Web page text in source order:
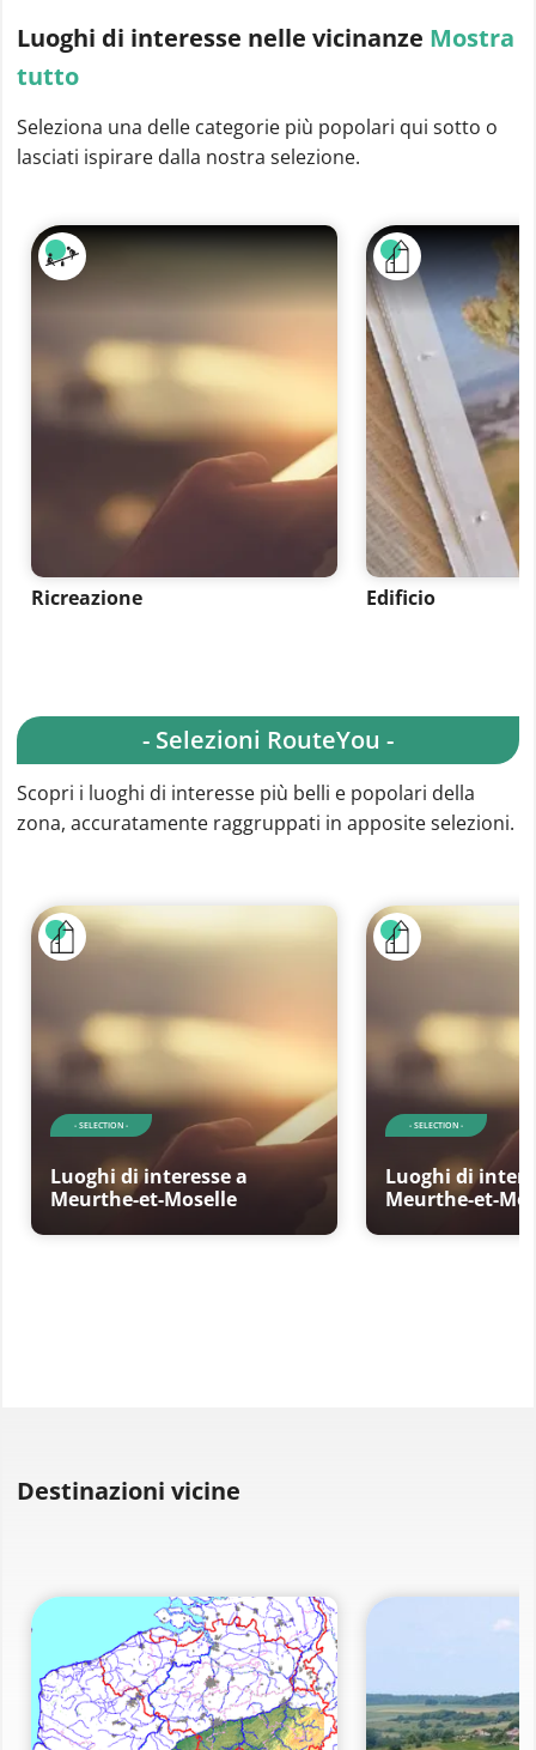
Luoghi di interesse nelle vicinanze Mostra
tutto
Seleziona una delle categorie più popolari qui sotto o
lasciati ispirare dalla nostra selezione.
Ricreazione Edificio
- Selezioni RouteYou -
Scopri i luoghi di interesse più belli e popolari della
zona, accuratamente raggruppati in apposite selezioni.
- SELECTION -
Luoghi di interesse a
Meurthe-et-Moselle
- SELECTION -
Luoghi di
Meurthe-et-
Destinazioni vicine